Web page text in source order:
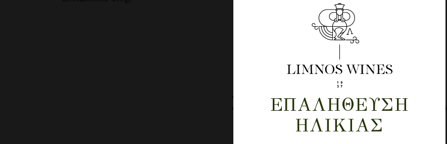
ΣΧΕΤΙΚΆ ΠΡΟΪΌΝΤΑ
ΕΠΑΛΉΘΕΥΣΗ
ΗΛΙΚΊΑΣ